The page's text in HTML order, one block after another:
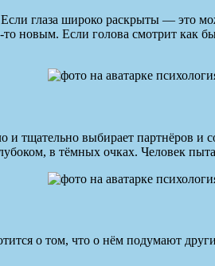
глаза широко раскрыты — это
новым. Если голова смотрит как
и тщательно выбирает партнёров
в тёмных очках. Человек
о том, что о нём подумают